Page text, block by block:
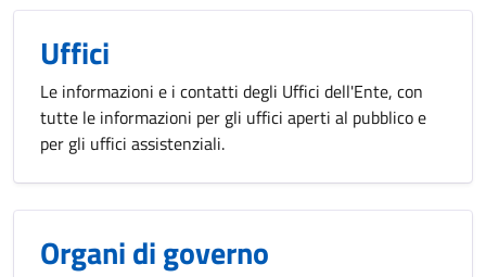
Uffici
Le informazioni e i contatti degli Uffici dell'Ente, con
tutte le informazioni per gli uffici aperti al pubblico e
per gli uffici assistenziali.
Organi di governo